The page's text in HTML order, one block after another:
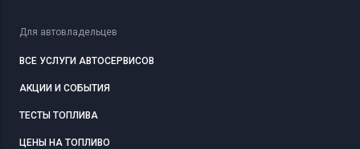
Для автовладельцев
ВСЕ УСЛУГИ АВТОСЕРВИСОВ
АКЦИИ И СОБЫТИЯ
ТЕСТЫ ТОПЛИВА
ЦЕНЫ НА ТОПЛИВО